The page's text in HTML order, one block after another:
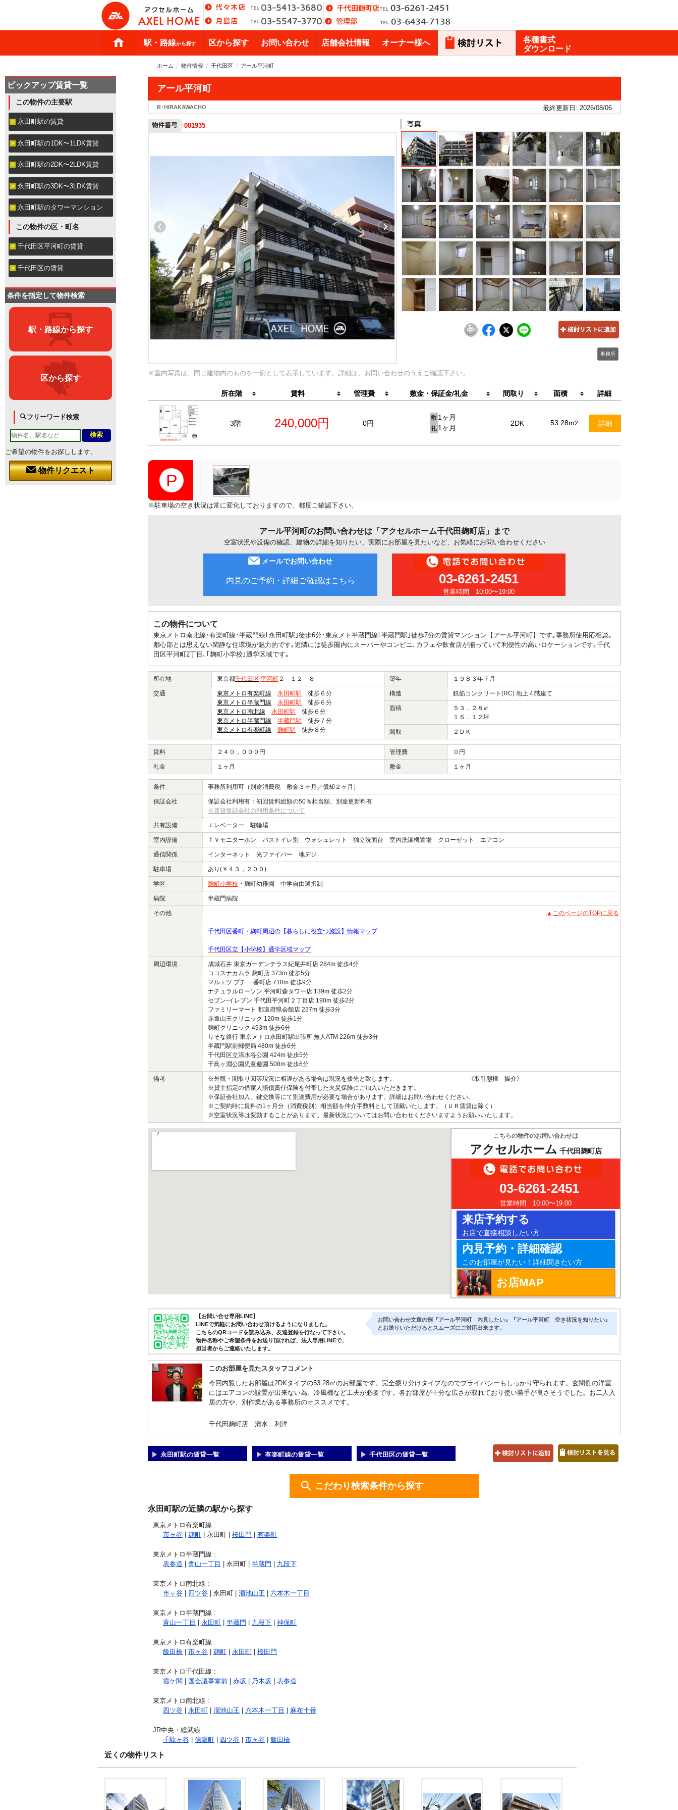
駅・路線から探す 区から探す お問い合わせ 店舗会社情報 オーナー様へ
各種書式
ダウンロード
ホーム 物件情報 千代田区 アール平河町
アール平河町
R･HIRAKAWACHO 最終更新日: 2026/08/06
001935
事務所
※室内写真は、同じ建物内のものを一例として表示しています。詳細は、お問い合わせのうえご確認下さい。
所在階 賃料 管理費 敷金・保証金/礼金 間取り 面積 詳細
3階 240,000円 0円
敷 1ヶ月
礼 1ヶ月
2DK 53.28m2 詳細
※駐車場の空き状況は常に変化しておりますので、都度ご確認下さい。
アール平河町のお問い合わせは「アクセルホーム千代田麹町店」まで
空室状況や設備の確認、建物の詳細を知りたい、実際にお部屋を見たいなど、お気軽にお問い合わせください
メールでお問い合わせ
内見のご予約・詳細ご確認はこちら 03-6261-2451
営業時間 10:00〜19:00
この物件について
東京メトロ南北線･有楽町線･半蔵門線｢永田町駅｣徒歩6分･東京メト半蔵門線｢半蔵門駅｣徒歩7分の賃貸マンション【アール平河町】です｡事務所使用応相談｡
都心部とは思えない閑静な住環境が魅力的です｡近隣には徒歩圏内にスーパーやコンビニ､カフェや飲食店が揃っていて利便性の高いロケーションです｡千代
田区平河町2丁目､｢麹町小学校｣通学区域です｡
所在地 東京都千代田区 平河町 ２－１２－８ 築年 １９８３年７月
交通 東京メトロ有楽町線 永田町駅 徒歩６分
東京メトロ半蔵門線
永田町駅 徒歩６分
東京メトロ南北線
永田町駅 徒歩６分
東京メトロ半蔵門線
半蔵門駅 徒歩７分
東京メトロ有楽町線
麹町駅 徒歩８分
構造 鉄筋コンクリート(RC) 地上４階建て
面積
５３．２８㎡
１６．１２坪
間取 ２ＤＫ
賃料 ２４０，０００円 管理費 ０円
礼金 １ヶ月 敷金 １ヶ月
条件 事務所利用可（別途消費税 敷金３ヶ月／償却２ヶ月）
保証会社
保証会社利用有：初回賃料総額の50％相当額、別途更新料有
※賃貸保証会社の利用条件について
共有設備 エレベーター 駐輪場
室内設備 ＴＶモニターホン バストイレ別 ウォシュレット 独立洗面台 室内洗濯機置場 クローゼット エアコン
通信関係 インターネット 光ファイバー 地デジ
駐車場 あり(￥４３，２００)
学区 麹町小学校 ・麹町幼稚園 中学自由選択制
病院 半蔵門病院
その他 ▲このページのTOPに戻る
千代田区番町・麹町周辺の【暮らしに役立つ施設】情報マップ
千代田区立【小学校】通学区域マップ
周辺環境
成城石井 東京ガーデンテラス紀尾井町店 284m 徒歩4分
ココスナカムラ 麹町店 373m 徒歩5分
マルエツ プチ 一番町店 718m 徒歩9分
ナチュラルローソン 平河町森タワー店 139m 徒歩2分
セブン-イレブン 千代田平河町２丁目店 190m 徒歩2分
ファミリーマート 都道府県会館店 237m 徒歩3分
赤坂山王クリニック 120m 徒歩1分
麹町クリニック 493m 徒歩6分
りそな銀行 東京メトロ永田町駅出張所 無人ATM 226m 徒歩3分
半蔵門駅前郵便局 480m 徒歩6分
千代田区立清水谷公園 424m 徒歩5分
千鳥ヶ淵公園児童遊園 508m 徒歩6分
備考
※外観・間取り図等現況に相違がある場合は現況を優先と致します。 《取引態様 媒介》
※貸主指定の借家人賠償責任保険を付帯した火災保険にご加入いただきます。
※保証会社加入、鍵交換等にて別途費用が必要な場合があります。詳細はお問い合わせください。
※ご契約時に賃料の1ヶ月分（消費税別）相当額を仲介手数料として頂戴いたします。（ＵＲ賃貸は除く）
※空室状況等は変動することがあります。最新状況についてはお問い合わせくださいますようお願いいたします。
こちらの物件のお問い合わせは
アクセルホーム 千代田麹町店
03-6261-2451
営業時間 10:00〜19:00
来店予約する
お店で直接相談したい方
内見予約・詳細確認
このお部屋が見たい！詳細聞きたい方
お店MAP
【お問い合せ専用LINE】
LINEで気軽にお問い合わせ頂けるようになりました。
こちらのQRコードを読み込み、友達登録を行なって下さい。
物件名称やご希望条件をお送り頂ければ、法人専用LINEで、
担当者からご連絡いたします。
お問い合わせ文章の例『アール平河町 内見したい』『アール平河町 空き状況を知りたい』
とお送りいただけるとスムーズにご対応出来ます。
このお部屋を見たスタッフコメント
今回内覧したお部屋は2DKタイプの53.28㎡のお部屋です。完全振り分けタイプなのでプライバシーもしっかり守られます。玄関側の洋室
にはエアコンの設置が出来ない為、冷風機など工夫が必要です。各お部屋が十分な広さが取れており使い勝手が良さそうでした。お二人入
居の方や、別作業がある事務所のオススメです。
千代田麹町店 清水 利洋
永田町駅の賃貸一覧 有楽町線の賃貸一覧 千代田区の賃貸一覧
こだわり検索条件から探す
永田町駅の近隣の駅から探す
東京メトロ有楽町線 :
市ヶ谷
麹町 | 永田町 | 桜田門 有楽町
東京メトロ半蔵門線 :
表参道
青山一丁目 | 永田町 | 半蔵門 九段下
東京メトロ南北線 :
市ヶ谷
四ツ谷 | 永田町 | 溜池山王 六本木一丁目
東京メトロ半蔵門線 :
青山一丁目
永田町 半蔵門 九段下 神保町
東京メトロ有楽町線 :
飯田橋
市ヶ谷 麹町 永田町 桜田門
東京メトロ千代田線 :
霞ケ関
国会議事堂前 赤坂 乃木坂 表参道
東京メトロ南北線 :
四ツ谷
永田町 溜池山王 六本木一丁目 麻布十番
JR中央・総武線 :
千駄ヶ谷
信濃町 四ツ谷 市ヶ谷 飯田橋
近くの物件リスト
ピックアップ賃貸一覧
この物件の主要駅
永田町駅の賃貸
永田町駅の1DK〜1LDK賃貸
永田町駅の2DK〜2LDK賃貸
永田町駅の3DK〜3LDK賃貸
永田町駅のタワーマンション
この物件の区・町名
千代田区平河町の賃貸
千代田区の賃貸
条件を指定して物件検索
駅・路線から探す
区から探す
フリーワード検索
ご希望の物件をお探しします。
物件リクエスト